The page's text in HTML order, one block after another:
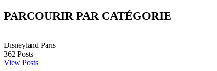
PARCOURIR PAR CATÉGORIE
Disneyland Paris
362 Posts
View Posts